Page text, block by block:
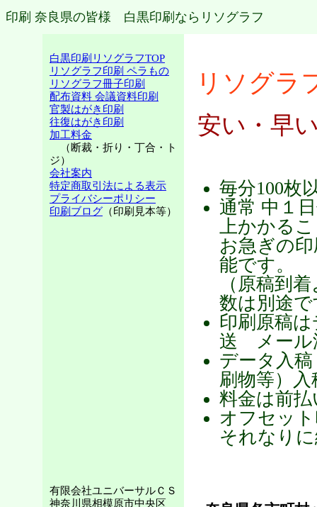
印刷 奈良県の皆様 白黒印刷ならリソグラフ
白黒印刷リソグラフTOP
リソグラフ印刷 ペラもの
リソグラフ冊子印刷
配布資料 会議資料印刷
官製はがき印刷
往復はがき印刷
加工料金
（断裁・折り・丁合・ト
ジ）
会社案内
特定商取引法による表示
プライバシーポリシー
印刷ブログ （印刷見本等）
リソグラ
安い・早
毎分100枚
通常 中１
上かかる
お急ぎの
能です。
（原稿到
数は別途
印刷原稿
送 メール
データ入
刷物等）
料金は前
オフセッ
それなり
有限会社ユニバーサルＣＳ
神奈川県相模原市中央区